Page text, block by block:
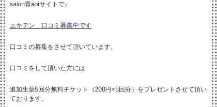
salon青aoiサイトで↓
エキテン 口コミ募集中です
口コミの募集をさせて頂いています。
口コミをして頂いた方には
追加生薬5回分無料チケット（200円×5回分）をプレゼントさせて頂い
ております。